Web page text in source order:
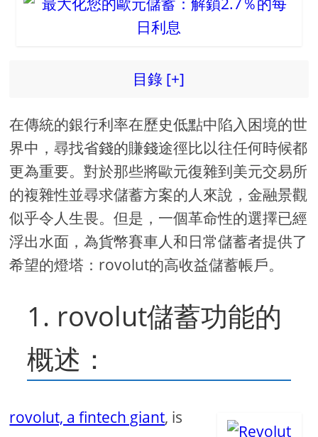
目錄 [+]
在傳統的銀行利率在歷史低點中陷入困境的世
界中，尋找省錢的賺錢途徑比以往任何時候都
更為重要。對於那些將歐元復雜到美元交易所
的複雜性並尋求儲蓄方案的人來說，金融景觀
似乎令人生畏。但是，一個革命性的選擇已經
浮出水面，為貨幣賽車人和日常儲蓄者提供了
希望的燈塔：rovolut的高收益儲蓄帳戶。
1. rovolut儲蓄功能的
概述：
rovolut, a fintech giant, is